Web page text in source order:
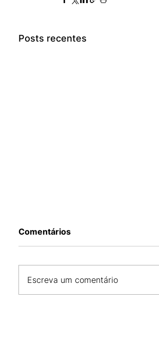
Posts recentes
Comentários
Escreva um comentário